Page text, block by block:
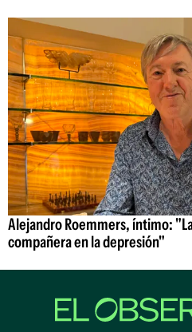
Alejandro Roemmers, íntimo:
compañera en la depresión"